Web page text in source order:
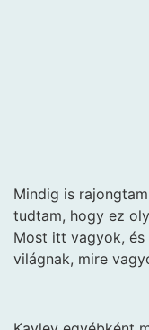
Mindig is
tudtam, hogy ez
Most itt vagyok,
világnak, mire